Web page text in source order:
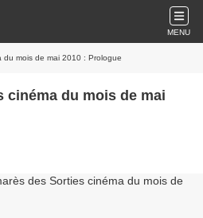
MENU
du mois de mai 2010 : Prologue
cinéma du mois de mai